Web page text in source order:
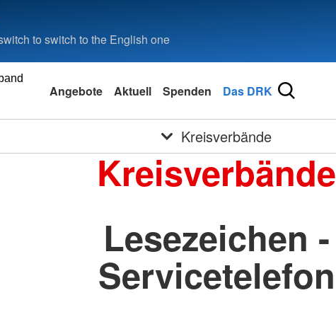
to switch to the English one
Angebote Aktuell Spenden Das DRK
Kreisverbände
Kreisverbände
Lesezeichen -
Servicetelefon